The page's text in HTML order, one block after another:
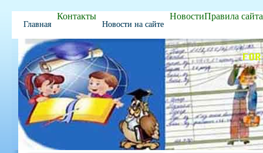
Главная
Контакты
Новости на сайте
НовостиПравила сайта
ПОИГРАТЬ